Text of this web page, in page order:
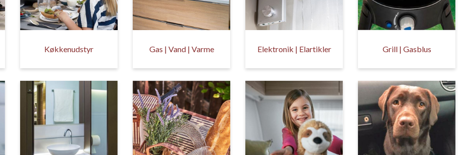
Køkkenudstyr Gas | Vand | Varme Elektronik | Elartikler Grill | Gasblus